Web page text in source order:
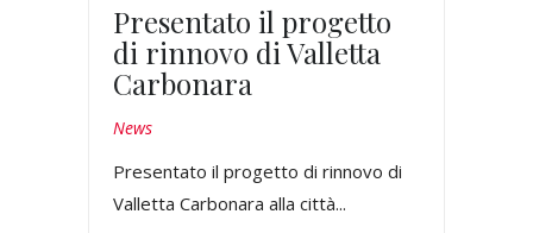
Presentato il progetto
di rinnovo di Valletta
Carbonara
News
Presentato il progetto di rinnovo di
Valletta Carbonara alla città...